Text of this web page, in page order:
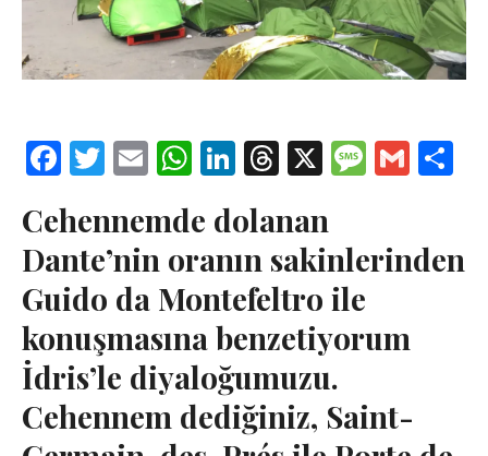
FacebookTwitterEmail WhatsAppLinkedInThreads
X Message
Gmail
Cehennemde dolanan
Dante’nin oranın sakinlerinden
Guido da Montefeltro ile
konuşmasına benzetiyorum
İdris’le diyaloğumuzu.
Cehennem dediğiniz, Saint-